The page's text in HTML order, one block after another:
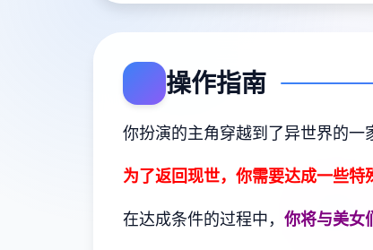
操作指南
你扮演的主角穿越到了异世界的一
为了返回现世，你需要达成一些特
在达成条件的过程中， 你将与美女